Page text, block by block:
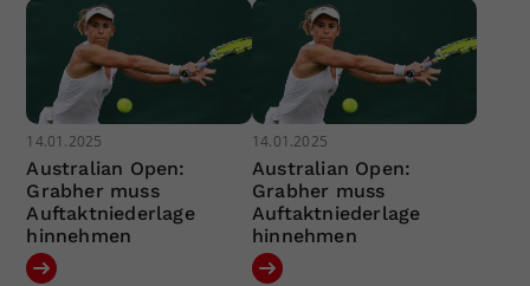
14.01.2025
Australian Open:
Grabher muss
Auftaktniederlage
hinnehmen
14.01.2025
Australian Open:
Grabher muss
Auftaktniederlage
hinnehmen